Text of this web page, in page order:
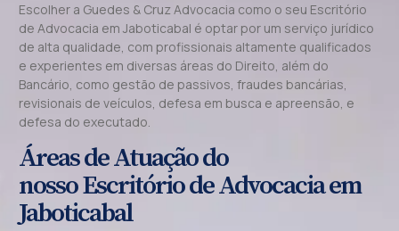
Escolher a Guedes & Cruz Advocacia como o seu Escritório
de Advocacia em Jaboticabal é optar por um serviço jurídico
de alta qualidade, com profissionais altamente qualificados
e experientes em diversas áreas do Direito, além do
Bancário, como gestão de passivos, fraudes bancárias,
revisionais de veículos, defesa em busca e apreensão, e
defesa do executado.
Áreas de Atuação do
nosso Escritório de Advocacia em
Jaboticabal